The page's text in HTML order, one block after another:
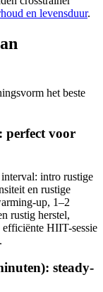
en levensduur.
het beste
perfect voor
intro rustige
en rustige
up, 1–2
rustig herstel,
HIIT-sessie
steady-